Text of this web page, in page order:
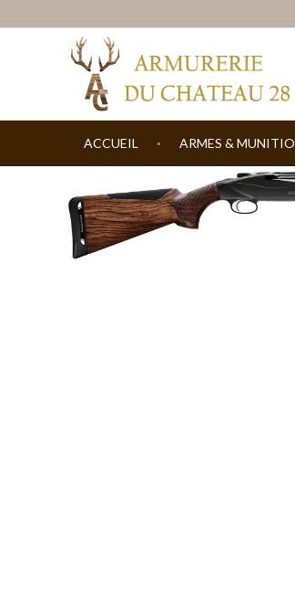
ACCUEIL ARMES &